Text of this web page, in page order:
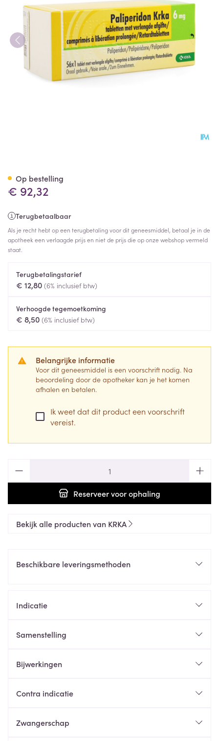
€ 92,32
Terugbetaalbaar
Als je recht hebt op een terugbetaling voor dit geneesmiddel, betaal je in de
apotheek een verlaagde prijs en niet de prijs die op onze webshop vermeld
staat.
Terugbetalingstarief
€ 12,80 (6% inclusief btw)
Verhoogde tegemoetkoming
€ 8,50 (6% inclusief btw)
Belangrijke informatie
Voor dit geneesmiddel is een voorschrift nodig. Na
beoordeling door de apotheker kan je het komen
afhalen en betalen.
Ik weet dat dit product een voorschrift
vereist.
Reserveervoor ophaling
Op bestelling
Bekijk alle producten van KRKA
Beschikbare leveringsmethoden
Indicatie
Samenstelling
Bijwerkingen
Contra indicatie
Zwangerschap